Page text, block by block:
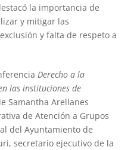
la importancia de
y mitigar las
y falta de respeto a
Derecho a la
las instituciones de
Samantha Arellanes
de Atención a Grupos
del Ayuntamiento de
secretario ejecutivo de la